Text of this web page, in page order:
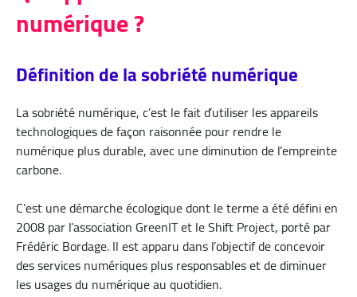
numérique ?
Définition de la sobriété numérique
La sobriété numérique, c’est le fait d’utiliser les appareils
technologiques de façon raisonnée pour rendre le
numérique plus durable, avec une diminution de l’empreinte
carbone.
C’est une démarche écologique dont le terme a été défini en
2008 par l’association GreenIT et le Shift Project, porté par
Frédéric Bordage. Il est apparu dans l’objectif de concevoir
des services numériques plus responsables et de diminuer
les usages du numérique au quotidien.